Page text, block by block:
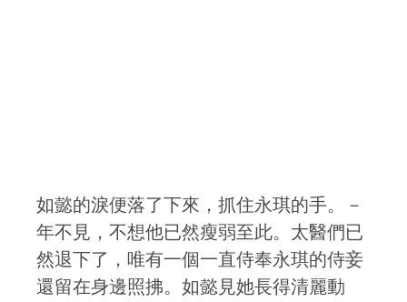
如懿的淚便落了下來，抓住永琪的手。－
年不見，不想他已然瘦弱至此。太醫們已
然退下了，唯有一個一直侍奉永琪的侍妾
還留在身邊照拂。如懿見她長得清麗動